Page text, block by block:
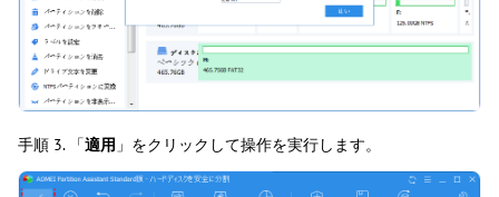
手順 3. 「適用 」をクリックして操作を実行します。